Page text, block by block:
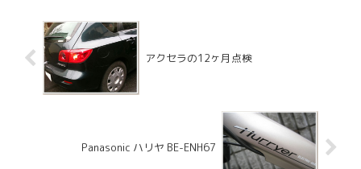
アクセラの12ヶ月点検
Panasonic ハリヤ BE-ENH67